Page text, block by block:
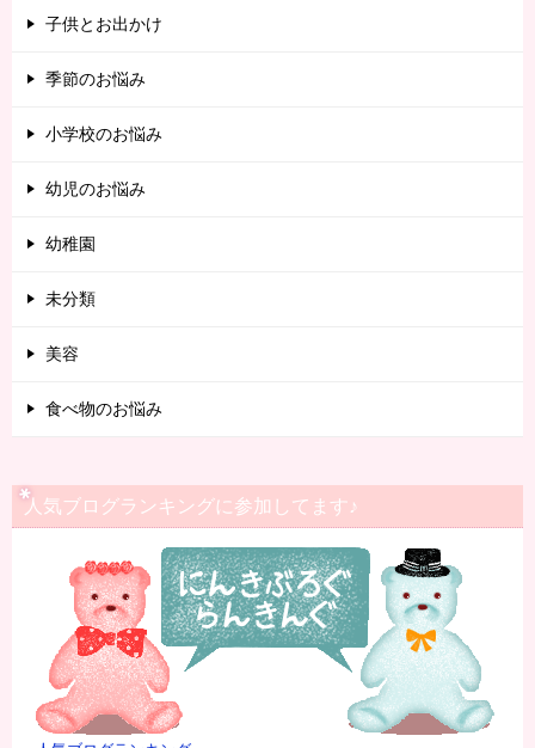
子供とお出かけ
季節のお悩み
小学校のお悩み
幼児のお悩み
幼稚園
未分類
美容
食べ物のお悩み
人気ブログランキングに参加してます♪